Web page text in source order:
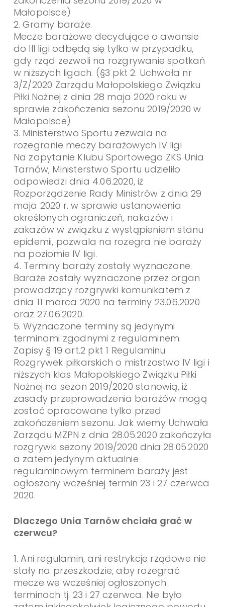
Małopolsce)
2. Gramy baraże.
Mecze barażowe decydujące o awansie
do III ligi odbędą się tylko w przypadku,
gdy rząd zezwoli na rozgrywanie spotkań
w niższych ligach. (§3 pkt 2. Uchwała nr
3/Z/2020 Zarządu Małopolskiego Związku
Piłki Nożnej z dnia 28 maja 2020 roku w
sprawie zakończenia sezonu 2019/2020 w
Małopolsce)
3. Ministerstwo Sportu zezwala na
rozegranie meczy barażowych IV ligi
Na zapytanie Klubu Sportowego ZKS Unia
Tarnów, Ministerstwo Sportu udzieliło
odpowiedzi dnia 4.06.2020, iż
Rozporządzenie Rady Ministrów z dnia 29
maja 2020 r. w sprawie ustanowienia
określonych ograniczeń, nakazów i
zakazów w związku z wystąpieniem stanu
epidemii, pozwala na rozegra nie baraży
na poziomie IV ligi.
4. Terminy baraży zostały wyznaczone.
Baraże zostały wyznaczone przez organ
prowadzący rozgrywki komunikatem z
dnia 11 marca 2020 na terminy 23.06.2020
oraz 27.06.2020.
5. Wyznaczone terminy są jedynymi
terminami zgodnymi z regulaminem.
Zapisy § 19 art.2 pkt 1 Regulaminu
Rozgrywek piłkarskich o mistrzostwo IV ligi i
niższych klas Małopolskiego Związku Piłki
Nożnej na sezon 2019/2020 stanowią, iż
zasady przeprowadzenia barażów mogą
zostać opracowane tylko przed
zakończeniem sezonu. Jak wiemy Uchwała
Zarządu MZPN z dnia 28.05.2020 zakończyła
rozgrywki sezony 2019/2020 dnia 28.05.2020
a zatem jedynym aktualnie
regulaminowym terminem baraży jest
ogłoszony wcześniej termin 23 i 27 czerwca
2020.
Dlaczego Unia Tarnów chciała grać w
czerwcu?
1. Ani regulamin, ani restrykcje rządowe nie
stały na przeszkodzie, aby rozegrać
mecze we wcześniej ogłoszonych
terminach tj. 23 i 27 czerwca. Nie było